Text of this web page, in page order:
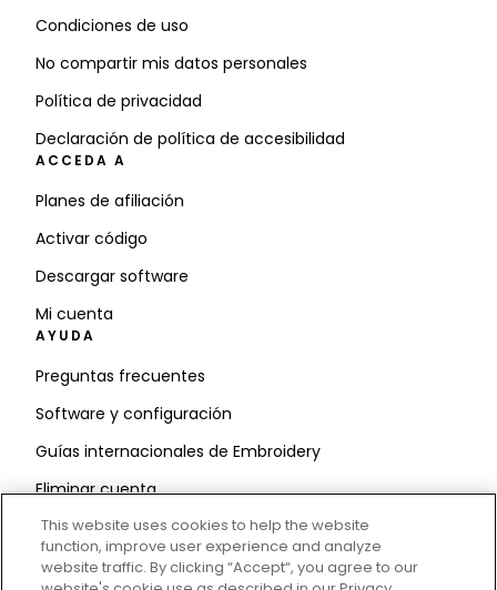
Condiciones de uso
No compartir mis datos personales
Política de privacidad
Declaración de política de accesibilidad
ACCEDA A
Planes de afiliación
Activar código
Descargar software
Mi cuenta
AYUDA
Preguntas frecuentes
Software y configuración
Guías internacionales de Embroidery
Eliminar cuenta
Introduzca la
This website uses cookies to help the website
function, improve user experience and analyze
website traffic. By clicking “Accept“, you agree to our